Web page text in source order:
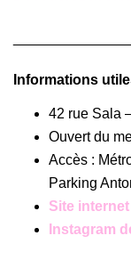
Informations
42 rue Sala
Ouvert du
Accès :
Parking
Site
Instagram